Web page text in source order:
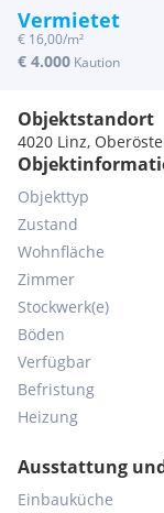
Vermietet
€ 16,00/m²
€ 4.000 Kaution
Objektstandort
4020 Linz,
Objekttyp
Zustand
Wohnfläche
Zimmer
Stockwerk(e)
Böden
Verfügbar
Befristung
Heizung
Ausstattung
Einbauküche